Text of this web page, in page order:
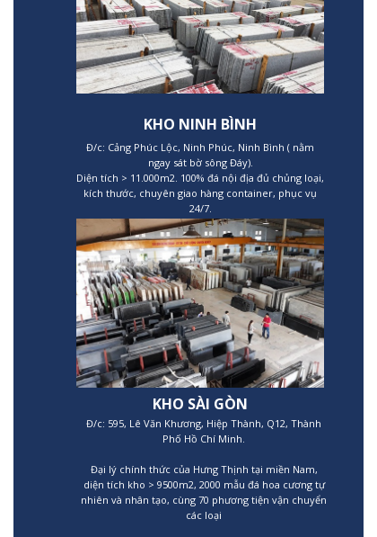
KHO SÀI GÒN
Đ/c: 595, Lê Văn Khương, Hiệp Thành, Q12, Thành
Phố Hồ Chí Minh.
Đại lý chính thức của Hưng Thịnh tại miền Nam,
diện tích kho > 9500m2, 2000 mẫu đá hoa cương tự
nhiên và nhân tạo, cùng 70 phương tiện vận chuyển
các loại
KHO NINH BÌNH
Đ/c: Cảng Phúc Lộc, Ninh Phúc, Ninh Bình ( nằm
ngay sát bờ sông Đáy).
Diện tích > 11.000m2. 100% đá nội địa đủ chủng loại,
kích thước, chuyên giao hàng container, phục vụ
24/7.